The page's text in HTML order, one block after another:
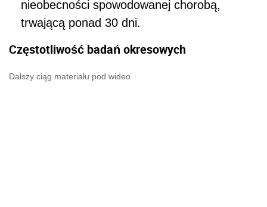
nieobecności spowodowanej chorobą,
trwającą ponad 30 dni.
Częstotliwość badań okresowych
Dalszy ciąg materiału pod wideo